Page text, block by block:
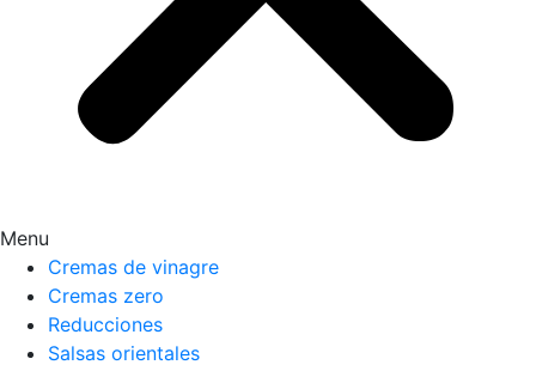
Menu
Cremas de vinagre
Cremas zero
Reducciones
Salsas orientales